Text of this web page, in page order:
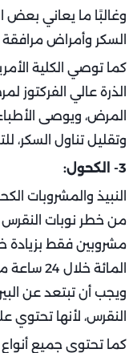
وغالبًا ما يعاني
السكر وأمراض
كما توصي الكلية
الذرة عالي
المرض، ويوصى
وتقليل تناول السكر،
3- الكحول:
النبيذ والمشروبات
من خطر نوبات النقرس
المائة
ويجب أن تبتعد عن
النقرس، لأنها تحتوي
كما تحتوي جميع أنواع